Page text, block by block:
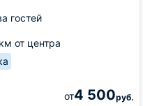
гостей
от центра
от4 500руб.